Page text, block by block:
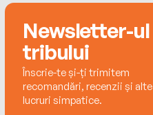
Newsletter-ul
tribului
Înscrie-te și-ți trimitem
recomandări, recenzii și alte
lucruri simpatice.